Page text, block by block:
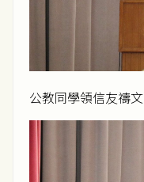
公教同學領信友禱文